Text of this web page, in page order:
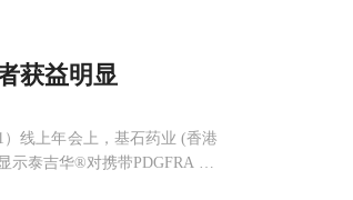
获益明显
线上年会上，基石药业 (香港
示泰吉华®对携带PDGFRA D8